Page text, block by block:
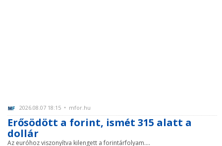
2026.08.07 18:15 • mfor.hu
Erősödött a forint, ismét 315 alatt a
dollár
Az euróhoz viszonyítva kilengett a forintárfolyam....